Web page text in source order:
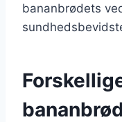
bananbrødets